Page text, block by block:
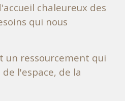
chaleureux des
qui nous
un ressourcement qui
l'espace, de la